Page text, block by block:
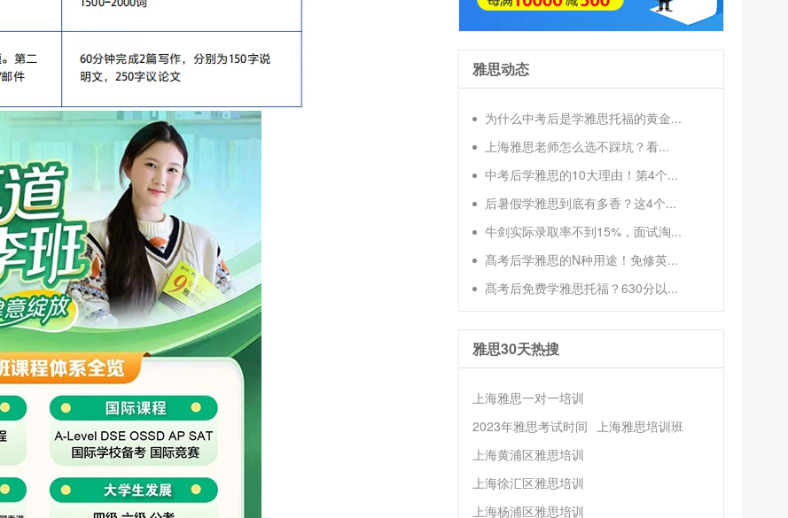
雅思动态
为什么中考后是学雅思托福的黄金...
上海雅思老师怎么选不踩坑？看...
中考后学雅思的10大理由！第4个...
后暑假学雅思到底有多香？这4个...
牛剑实际录取率不到15%，面试淘...
髙考后学雅思的N种用途！免修英...
髙考后免费学雅思托福？630分以...
雅思30天热搜
上海雅思一对一培训
2023年雅思考试时间 上海雅思培训班
上海黄浦区雅思培训
上海徐汇区雅思培训
上海杨浦区雅思培训